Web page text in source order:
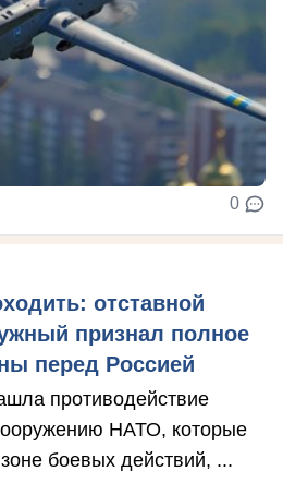
0
отставной
признал полное
перед Россией
противодействие
НАТО, которые
боевых действий, ...